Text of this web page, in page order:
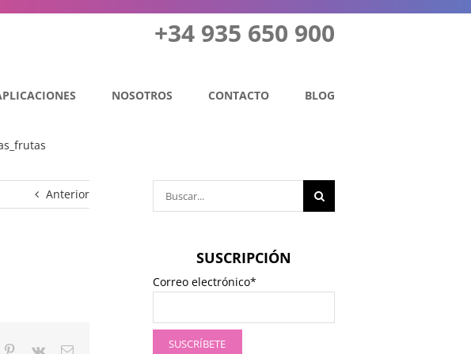
+34 935 650 900
NOSOTROS CONTACTO BLOG
Anterior
Pinterest
Vk
Correo
SUSCRIPCIÓN
Correo electrónico*